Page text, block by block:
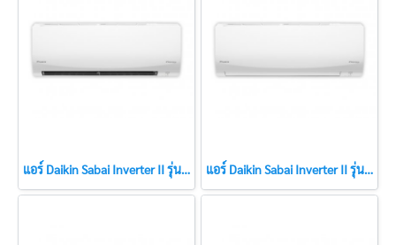
แอร์ Daikin Sabai Inverter II รุ่น FTKQ15XV2S ขนาด 15,500 BTU แอร์ใหม่ปี 2023 แอร์ Daikin Sabai Inverter II รุ่น FTKQ18XV2S ขนาด 18,100 BTU แอร์ใหม่ปี 2023